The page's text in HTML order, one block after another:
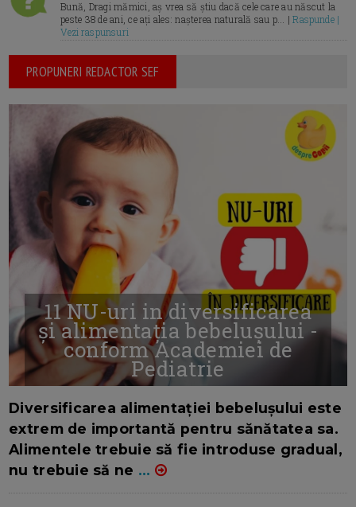
Bună, Dragi mămici, aș vrea să știu dacă cele care au născut la
peste 38 de ani, ce ați ales: nașterea naturală sau p... |Raspunde |
Vezi raspunsuri
PROPUNERI REDACTOR SEF
11 NU-uri in diversificarea
și alimentația bebelușului -
conform Academiei de
Pediatrie
Diversificarea alimentației bebelușului este
extrem de importantă pentru sănătatea sa.
Alimentele trebuie să fie introduse gradual,
nu trebuie să ne ...